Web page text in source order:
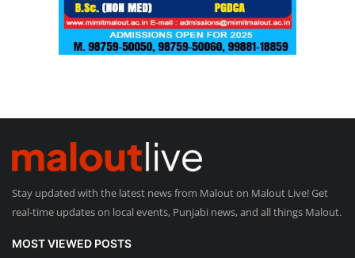
Stay updated with the latest news from Malout on Malout Live! Get
real-time updates on local events, Punjabi news, and all things Malout.
MOST VIEWED POSTS